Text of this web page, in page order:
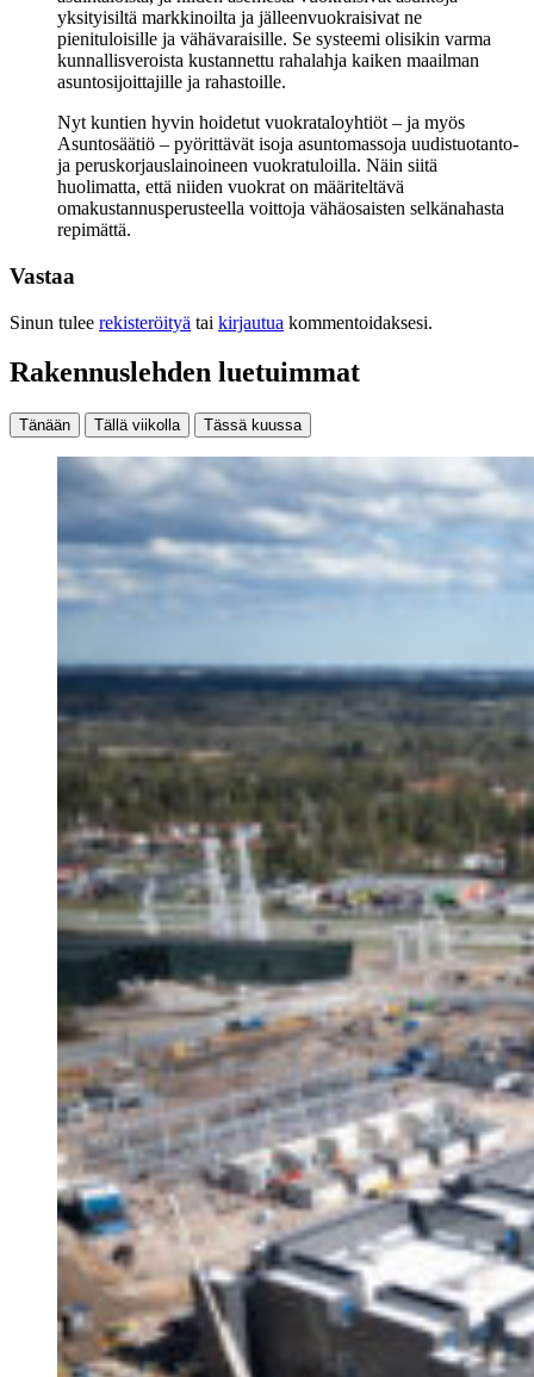
yksityisiltä markkinoilta ja jälleenvuokraisivat ne
pienituloisille ja vähävaraisille. Se systeemi olisikin varma
kunnallisveroista kustannettu rahalahja kaiken maailman
asuntosijoittajille ja rahastoille.
Nyt kuntien hyvin hoidetut vuokrataloyhtiöt – ja myös
Asuntosäätiö – pyörittävät isoja asuntomassoja uudistuotanto-
ja peruskorjauslainoineen vuokratuloilla. Näin siitä
huolimatta, että niiden vuokrat on määriteltävä
omakustannusperusteella voittoja vähäosaisten selkänahasta
repimättä.
Vastaa
Sinun tulee rekisteröityä tai kirjautua kommentoidaksesi.
Rakennuslehden luetuimmat
Tänään Tällä viikolla Tässä kuussa